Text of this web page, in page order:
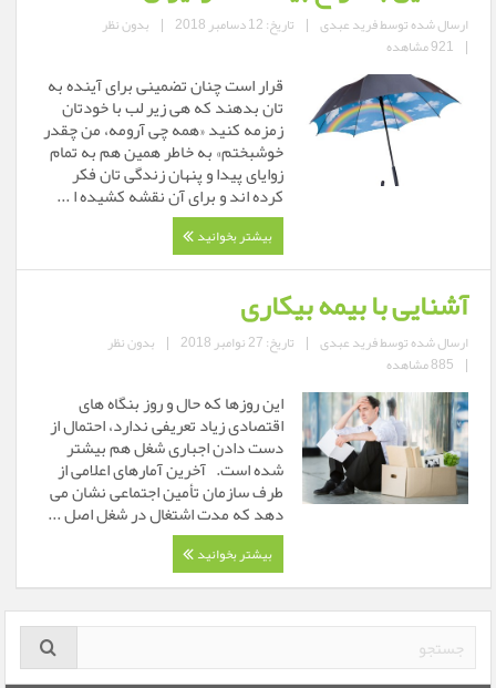
ارسال شده توسطفرید عبدی | تاریخ: 12 دسامبر 2018 | بدون نظر
| 921 مشاهده
قرار است چنان تضمینی برای آینده به
تان بدهند که هی زیر لب با خودتان
زمزمه کنید «همه چی آرومه، من چقدر
خوشبختم» به خاطر همین هم به تمام
زوایای پیدا و پنهان زندگی تان فکر
کرده اند و برای آن نقشه کشیده ا ...
بیشتر بخوانید
آشنایی با بیمه بیکاری
ارسال شده توسطفرید عبدی | تاریخ: 27 نوامبر 2018 | بدون نظر
| 885 مشاهده
این روزها که حال و روز بنگاه های
اقتصادی زیاد تعریفی ندارد، احتمال از
دست دادن اجباری شغل هم بیشتر
شده است. آخرین آمارهای اعلامی از
طرف سازمان تأمین اجتماعی نشان می
دهد که مدت اشتغال در شغل اصل ...
بیشتر بخوانید